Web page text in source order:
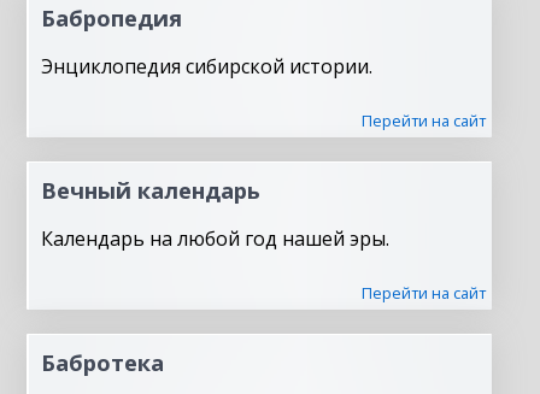
Бабропедия
Энциклопедия сибирской истории.
Перейти на сайт
Вечный календарь
Календарь на любой год нашей эры.
Перейти на сайт
Бабротека